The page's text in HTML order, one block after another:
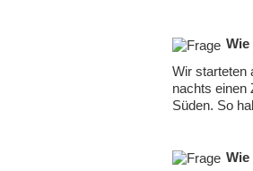
Wie
Wir starteten
nachts einen
Süden. So